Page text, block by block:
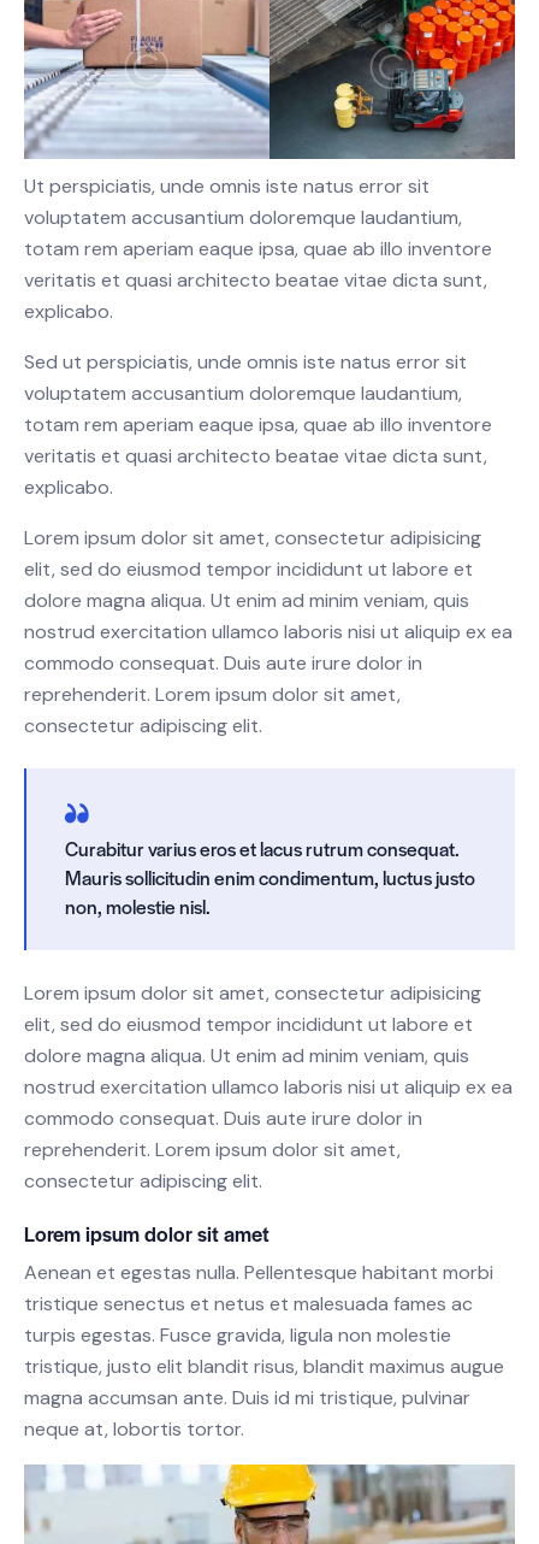
Ut perspiciatis, unde omnis iste natus error sit
voluptatem accusantium doloremque laudantium,
totam rem aperiam eaque ipsa, quae ab illo inventore
veritatis et quasi architecto beatae vitae dicta sunt,
explicabo.
Sed ut perspiciatis, unde omnis iste natus error sit
voluptatem accusantium doloremque laudantium,
totam rem aperiam eaque ipsa, quae ab illo inventore
veritatis et quasi architecto beatae vitae dicta sunt,
explicabo.
Lorem ipsum dolor sit amet, consectetur adipisicing
elit, sed do eiusmod tempor incididunt ut labore et
dolore magna aliqua. Ut enim ad minim veniam, quis
nostrud exercitation ullamco laboris nisi ut aliquip ex ea
commodo consequat. Duis aute irure dolor in
reprehenderit. Lorem ipsum dolor sit amet,
consectetur adipiscing elit.
Curabitur varius eros et lacus rutrum consequat.
Mauris sollicitudin enim condimentum, luctus justo
non, molestie nisl.
Lorem ipsum dolor sit amet, consectetur adipisicing
elit, sed do eiusmod tempor incididunt ut labore et
dolore magna aliqua. Ut enim ad minim veniam, quis
nostrud exercitation ullamco laboris nisi ut aliquip ex ea
commodo consequat. Duis aute irure dolor in
reprehenderit. Lorem ipsum dolor sit amet,
consectetur adipiscing elit.
Lorem ipsum dolor sit amet
Aenean et egestas nulla. Pellentesque habitant morbi
tristique senectus et netus et malesuada fames ac
turpis egestas. Fusce gravida, ligula non molestie
tristique, justo elit blandit risus, blandit maximus augue
magna accumsan ante. Duis id mi tristique, pulvinar
neque at, lobortis tortor.